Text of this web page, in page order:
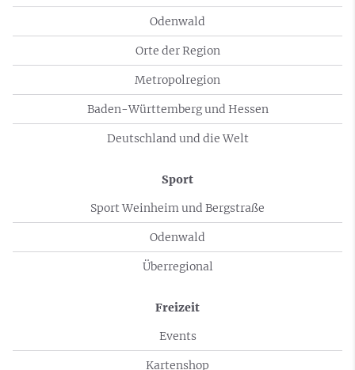
Odenwald
Orte der Region
Metropolregion
Baden-Württemberg und Hessen
Deutschland und die Welt
Sport
Sport Weinheim und Bergstraße
Odenwald
Überregional
Freizeit
Events
Kartenshop